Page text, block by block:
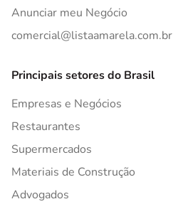
Anunciar meu Negócio
comercial@listaamarela.com.br
Principais setores do Brasil
Empresas e Negócios
Restaurantes
Supermercados
Materiais de Construção
Advogados